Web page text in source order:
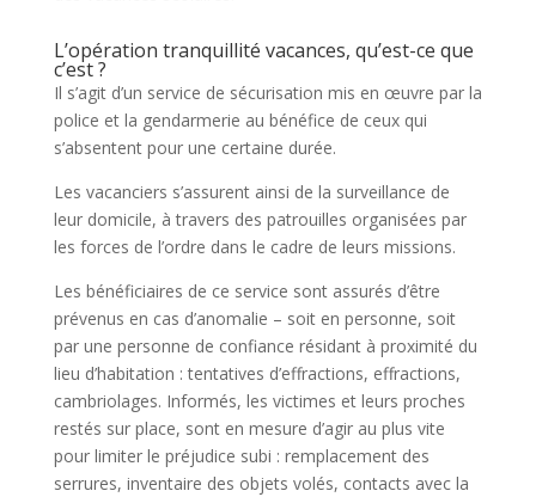
L’opération tranquillité vacances, qu’est-ce que
c’est ?
Il s’agit d’un service de sécurisation mis en œuvre par la
police et la gendarmerie au bénéfice de ceux qui
s’absentent pour une certaine durée.
Les vacanciers s’assurent ainsi de la surveillance de
leur domicile, à travers des patrouilles organisées par
les forces de l’ordre dans le cadre de leurs missions.
Les bénéficiaires de ce service sont assurés d’être
prévenus en cas d’anomalie – soit en personne, soit
par une personne de confiance résidant à proximité du
lieu d’habitation : tentatives d’effractions, effractions,
cambriolages. Informés, les victimes et leurs proches
restés sur place, sont en mesure d’agir au plus vite
pour limiter le préjudice subi : remplacement des
serrures, inventaire des objets volés, contacts avec la